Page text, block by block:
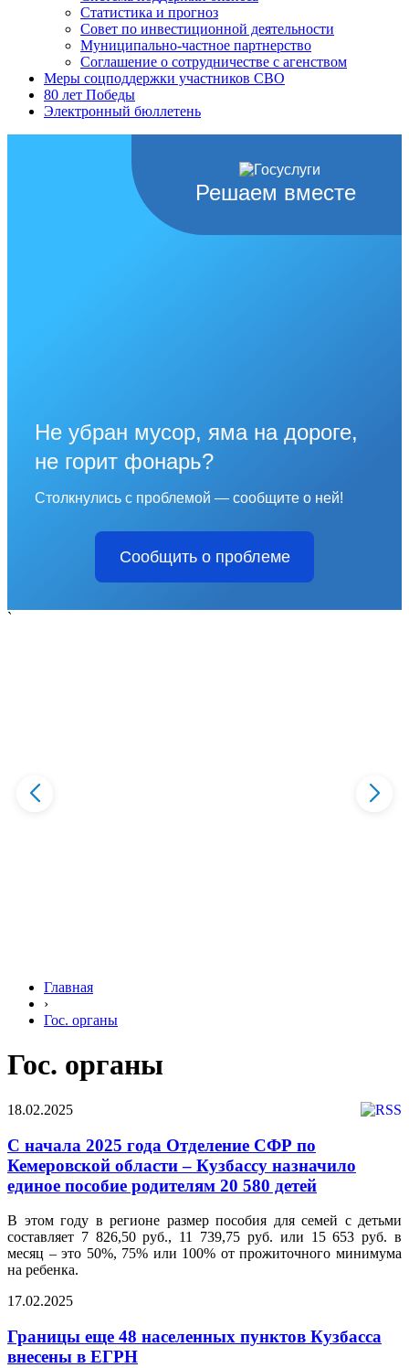
Статистика и прогноз
Совет по инвестиционной деятельности
Муниципально-частное партнерство
Соглашение о сотрудничестве с агенством
Меры соцподдержки участников СВО
80 лет Победы
Электронный бюллетень
Решаем вместе
Не убран мусор, яма на дороге,
не горит фонарь?
Столкнулись с проблемой — сообщите о ней!
Сообщить о проблеме
`
Главная
›
Гос. органы
Гос. органы
18.02.2025
С начала 2025 года Отделение СФР по
Кемеровской области – Кузбассу назначило
единое пособие родителям 20 580 детей
В этом году в регионе размер пособия для семей с детьми
составляет 7 826,50 руб., 11 739,75 руб. или 15 653 руб. в
месяц – это 50%, 75% или 100% от прожиточного минимума
на ребенка.
17.02.2025
Границы еще 48 населенных пунктов Кузбасса
внесены в ЕГРН